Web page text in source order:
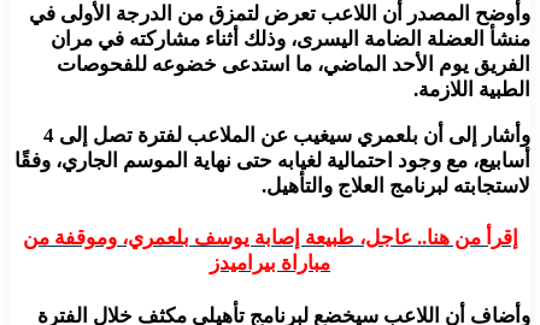
وأوضح المصدر أن اللاعب تعرض لتمزق من الدرجة الأولى في
منشأ العضلة الضامة اليسرى، وذلك أثناء مشاركته في مران
الفريق يوم الأحد الماضي، ما استدعى خضوعه للفحوصات
الطبية اللازمة.
وأشار إلى أن بلعمري سيغيب عن الملاعب لفترة تصل إلى 4
أسابيع، مع وجود احتمالية لغيابه حتى نهاية الموسم الجاري، وفقًا
لاستجابته لبرنامج العلاج والتأهيل.
إقرأ من هنا.. عاجل، طبيعة إصابة يوسف بلعمري، وموقفة من
مباراة بيراميدز
وأضاف أن اللاعب سيخضع لبرنامج تأهيلي مكثف خلال الفترة